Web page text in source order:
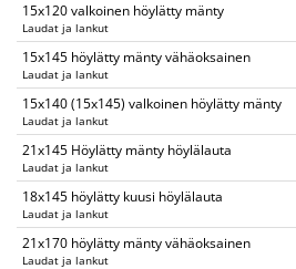
15x120 valkoinen höylätty mänty
Laudat ja lankut
15x145 höylätty mänty vähäoksainen
Laudat ja lankut
15x140 (15x145) valkoinen höylätty mänty
Laudat ja lankut
21x145 Höylätty mänty höylälauta
Laudat ja lankut
18x145 höylätty kuusi höylälauta
Laudat ja lankut
21x170 höylätty mänty vähäoksainen
Laudat ja lankut